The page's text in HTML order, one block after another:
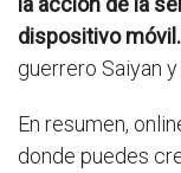
dispositivo móvil.
guerrero Saiyan
En resumen,
donde puedes